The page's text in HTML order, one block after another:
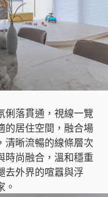
俐落貫通，視線一覽
的居住空間，融合場
清晰流暢的線條層次
時尚融合，溫和穩重
去外界的喧囂與浮
。